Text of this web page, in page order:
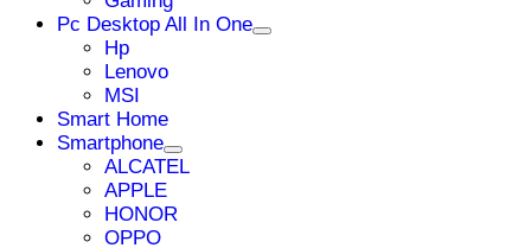
Pc Desktop All In One
Hp
Lenovo
MSI
Smart Home
Smartphone
ALCATEL
APPLE
HONOR
OPPO